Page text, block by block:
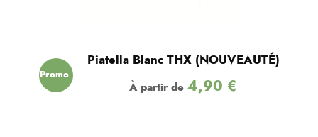
Promo
Piatella Blanc THX (NOUVEAUTÉ)
À partir de 4,90 €